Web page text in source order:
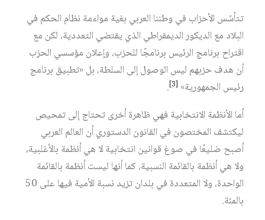
تتأسّس الأحزاب في وطننا العربي بغية مواءمة نظام الحكم في
البلاد مع الديكور الديمقراطي الذي يقتضي التعددية، لكن مع
اقتراح برنامج الرئيس برنامجًا للحزب، وإعلان مؤسسي الحزب
أن هدف حزبهم ليس الوصول إلى السلطة، بل «تطبيق برنامج
رئيس الجمهورية» [3]
.
أما الأنظمة الانتخابية فهي ظاهرة أخرى تحتاج إلى تمحيص
ليكتشف المختصون في القانون الدستوري أن العالم العربي
أصبح ضليعًا في صوغ قوانين انتخابية لا هي أنظمة بالأغلبية،
ولا هي أنظمة بالقائمة النسبية، كما أنها ليست أنظمة بالقائمة
الواحدة، ولا المتعددة في بلدان تزيد نسبة الأمية فيها على 50
بالمئة.